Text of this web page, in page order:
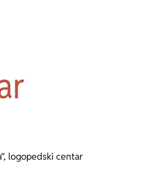
logopedski centar